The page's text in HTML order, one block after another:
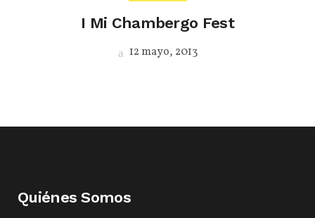
I Mi Chambergo Fest
12 mayo, 2013
Quiénes Somos